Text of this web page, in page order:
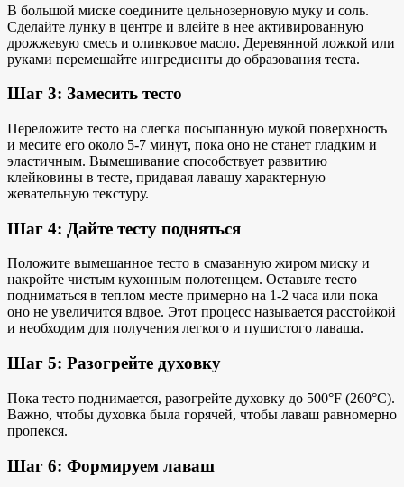
В большой миске соедините цельнозерновую муку и соль.
Сделайте лунку в центре и влейте в нее активированную
дрожжевую смесь и оливковое масло. Деревянной ложкой или
руками перемешайте ингредиенты до образования теста.
Шаг 3: Замесить тесто
Переложите тесто на слегка посыпанную мукой поверхность
и месите его около 5-7 минут, пока оно не станет гладким и
эластичным. Вымешивание способствует развитию
клейковины в тесте, придавая лавашу характерную
жевательную текстуру.
Шаг 4: Дайте тесту подняться
Положите вымешанное тесто в смазанную жиром миску и
накройте чистым кухонным полотенцем. Оставьте тесто
подниматься в теплом месте примерно на 1-2 часа или пока
оно не увеличится вдвое. Этот процесс называется расстойкой
и необходим для получения легкого и пушистого лаваша.
Шаг 5: Разогрейте духовку
Пока тесто поднимается, разогрейте духовку до 500°F (260°C).
Важно, чтобы духовка была горячей, чтобы лаваш равномерно
пропекся.
Шаг 6: Формируем лаваш